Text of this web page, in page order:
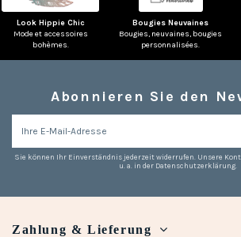
Look Hippie Chic
Mode et accessoires
bohèmes.
Bougies Neuvaines
Bougies, neuvaines, bougies
personnalisées.
Abonnieren Sie den
Sie können Ihr Einverständnis jederzeit widerrufen. Unsere
u. a. in der Datenschutzerklärung.
Zahlung & Lieferung